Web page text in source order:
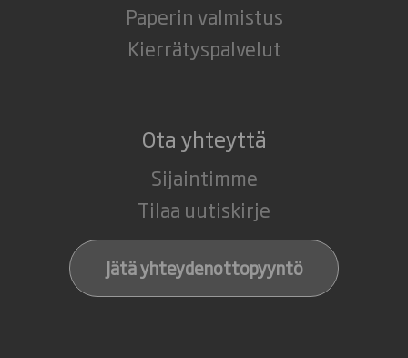
Paperin valmistus
Kierrätyspalvelut
Ota yhteyttä
Sijaintimme
Tilaa uutiskirje
Jätä yhteydenottopyyntö